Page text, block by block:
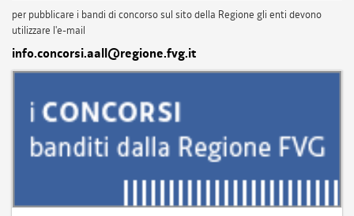
per pubblicare i bandi di concorso sul sito della Regione gli enti devono
utilizzare l'e-mail
info.concorsi.aall@regione.fvg.it